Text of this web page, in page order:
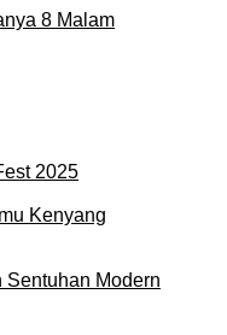
8 Malam
2025
Kenyang
Modern